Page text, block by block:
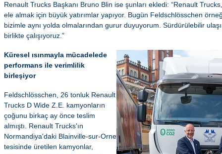
Renault Trucks Başkanı Bruno Blin ise şunları ekledi: “Renault
ele almak için büyük yatırımlar yapıyor. Bugün Feldschlösschen
bizimle aynı yolda olmalarından gurur duyuyorum. Sürdürülebilir
birlikte çalışıyoruz.”
Küresel ısınmayla mücadelede
performans ile verimlilik
birleşiyor
Feldschlösschen, 26 tonluk Renault
Trucks D Wide Z.E. kamyonların
çoğunu birkaç ay önce teslim
almıştı. Renault Trucks'ın
Normandiya'daki Blainville-sur-Orne
tesisinde üretilen kamyonlar,